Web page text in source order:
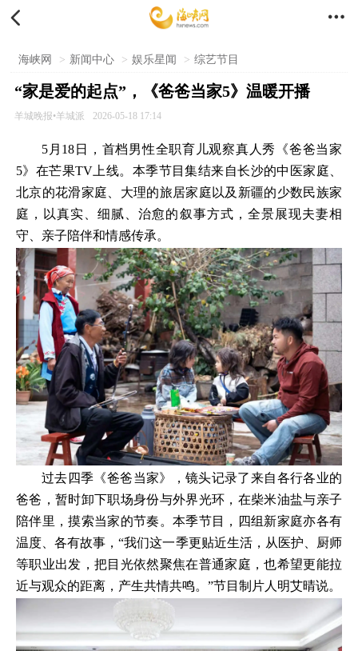
 
海峡网 > 新闻中心 > 娱乐星闻 > 综艺节目
“家是爱的起点”，《爸爸当家5》温暖开播
羊城晚报•羊城派 2026-05-18 17:14
5月18日，首档男性全职育儿观察真人秀《爸爸当家
5》在芒果TV上线。本季节目集结来自长沙的中医家庭、
北京的花滑家庭、大理的旅居家庭以及新疆的少数民族家
庭，以真实、细腻、治愈的叙事方式，全景展现夫妻相
守、亲子陪伴和情感传承。
过去四季《爸爸当家》，镜头记录了来自各行各业的
爸爸，暂时卸下职场身份与外界光环，在柴米油盐与亲子
陪伴里，摸索当家的节奏。本季节目，四组新家庭亦各有
温度、各有故事，“我们这一季更贴近生活，从医护、厨师
等职业出发，把目光依然聚焦在普通家庭，也希望更能拉
近与观众的距离，产生共情共鸣。”节目制片人明艾晴说。